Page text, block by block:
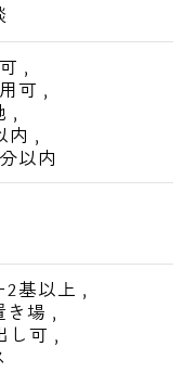
,
可 ,
,
内 ,
以内
2基以上 ,
き場 ,
し可 ,